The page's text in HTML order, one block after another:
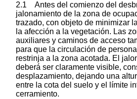
2.1 Antes del comienzo del
jalonamiento de la zona de
trazado, con objeto de minimizar
la afección a la vegetación. Las
auxiliares y caminos de acceso
para que la circulación de
restrinja a la zona acotada. El
deberá ser claramente visible,
desplazamiento, dejando una
entre la cota del suelo y el límite
cerramiento.